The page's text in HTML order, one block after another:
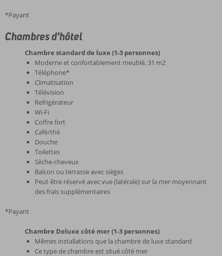
*Payant
Chambres d'hôtel
Chambre standard de luxe (1-3 personnes)
Moderne et confortablement meublé, 31 m2
Téléphone*
Climatisation
Télévision
Refrigérateur
Wi-Fi
Coffre fort
Café/thé
Douche
Toilettes
Sèche-cheveux
Balcon ou terrasse avec sièges
Peut être réservé avec vue (latérale) sur la mer moyennant
des frais supplémentaires
*Payant
Chambre Deluxe côté mer (1-3 personnes)
Mêmes installations que la chambre de luxe standard
Ce type de chambre est situé côté mer